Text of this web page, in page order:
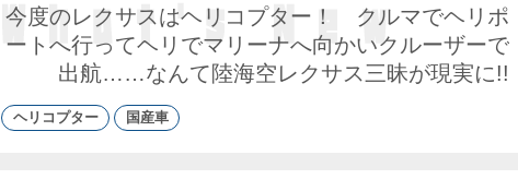
今度のレクサスはヘリコプター！ クルマでヘリポ
ートへ行ってヘリでマリーナへ向かいクルーザーで
出航……なんて陸海空レクサス三昧が現実に!!
ゴ
リ
ヘリコプター 国産車